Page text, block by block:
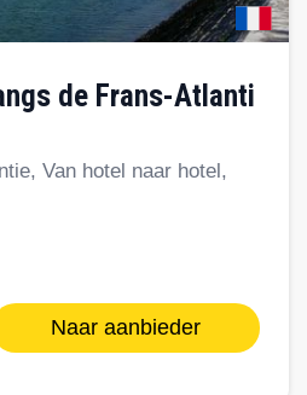
Van hotel naar hotel,
Naar aanbieder